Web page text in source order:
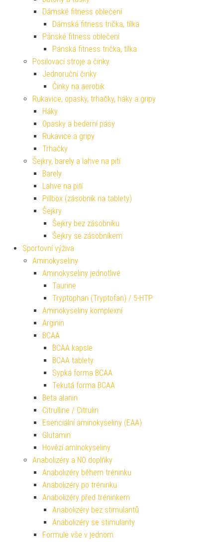
Dámské fitness oblečení
Dámská fitness trička, tílka
Pánské fitness oblečení
Pánská fitness trička, tílka
Posilovací stroje a činky
Jednoruční činky
Činky na aerobik
Rukavice, opasky, trhačky, háky a gripy
Háky
Opasky a bederní pásy
Rukavice a gripy
Trhačky
Šejkry, barely a lahve na pití
Barely
Lahve na pití
Pillbox (zásobník na tablety)
Šejkry
Šejkry bez zásobníku
Šejkry se zásobníkem
Sportovní výživa
Aminokyseliny
Aminokyseliny jednotlivé
Taurine
Tryptophan (Tryptofan) / 5-HTP
Aminokyseliny komplexní
Arginin
BCAA
BCAA kapsle
BCAA tablety
Sypká forma BCAA
Tekutá forma BCAA
Beta alanin
Citrulline / Citrulin
Esenciální aminokyseliny (EAA)
Glutamin
Hovězí aminokyseliny
Anabolizéry a NO doplňky
Anabolizéry během tréninku
Anabolizéry po tréninku
Anabolizéry před tréninkem
Anabolizéry bez stimulantů
Anabolizéry se stimulanty
Formule vše v jednom